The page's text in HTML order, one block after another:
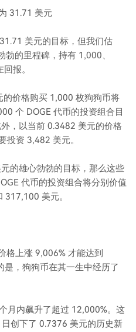
31.71 美元
美元的目标，但我们估
的里程碑，持有 1,000、
报。
价格购买 1,000 枚狗狗币将
个 DOGE 代币的投资组合目
，以当前 0.3482 美元的价格
投资 3,482 美元。
的雄心勃勃的目标，那么这些
代币的投资组合将分别价值
美元。
格上涨 9,006% 才能达到
，狗狗币在其一生中经历了
月内飙升了超过 12,000%。这
创下了 0.7376 美元的历史新